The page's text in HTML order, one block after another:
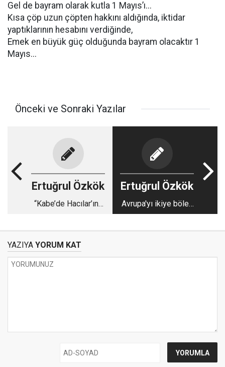
Gel de bayram olarak kutla 1 Mayıs’ı...
Kısa çöp uzun çöpten hakkını aldığında, iktidar
yaptıklarının hesabını verdiğinde,
Emek en büyük güç olduğunda bayram olacaktır 1
Mayıs...
Önceki ve Sonraki Yazılar
Ertuğrul Özkök
“Kabe’de Hacılar’ın”,
Ertuğrul Özkök
Avrupa'yı ikiye bölen
Kanye West konser
YAZIYA YORUM KAT